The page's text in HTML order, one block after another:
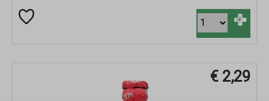
+
€ 2,29